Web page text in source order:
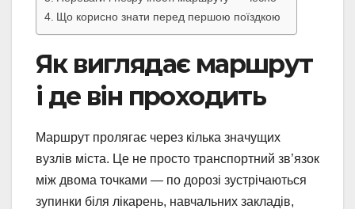
Що корисно знати перед першою поїздкою
Як виглядає маршрут
і де він проходить
Маршрут пролягає через кілька значущих
вузлів міста. Це не просто транспортний зв’язок
між двома точками — по дорозі зустрічаються
зупинки біля лікарень, навчальних закладів,